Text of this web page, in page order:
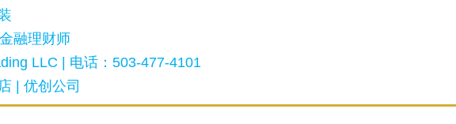
融理财师
LLC | 电话：503-477-4101
| 优创公司